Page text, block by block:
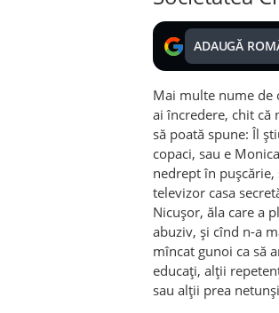
ADAUGĂ
Mai multe nume de
ai încredere, chit că
să poată spune: Îl
copaci, sau e
nedrept în pușcărie,
televizor casa
Nicușor, ăla care a
abuziv, și cînd n-a
mîncat gunoi ca să
educați, alții
sau alții prea